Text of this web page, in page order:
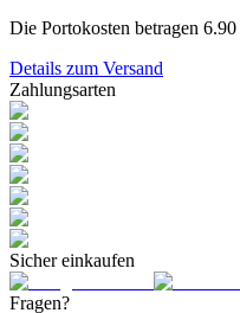
Die Portokosten betragen 6.90
Details zum Versand
Zahlungsarten
Sicher einkaufen
Fragen?